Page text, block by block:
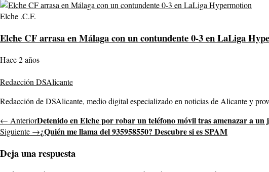
Elche .C.F.
Elche CF arrasa en Málaga con un contundente 0-3 en LaLiga
Hace 2 años
Redacción DSAlicante
Redacción de DSAlicante, medio digital especializado en noticias de Alicante y
← AnteriorDetenido en Elche por robar un teléfono móvil tras amenazar a un
Siguiente →¿Quién me llama del 935958550? Descubre si es SPAM
Deja una respuesta